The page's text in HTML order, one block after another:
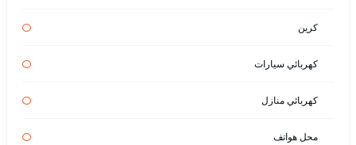
كرين
كهربائي سيارات
كهربائي منازل
محل هواتف